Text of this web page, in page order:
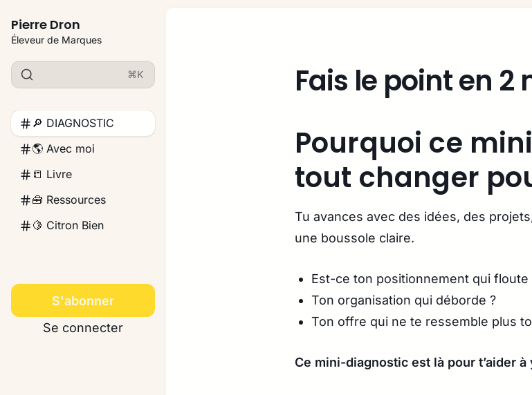
Pierre Dron
Éleveur de Marques
⌘K
🔎 DIAGNOSTIC
🌎 Avec moi
📒 Livre
🧰 Ressources
🍋 Citron Bien
S'abonner
Se connecter
Fais le point en 2
Pourquoi ce
tout changer
Tu avances avec des idées, des
une boussole claire.
Est-ce ton positionnement qui floute
Ton organisation qui déborde ?
Ton offre qui ne te ressemble plus
Ce mini-diagnostic est là pour t’aider